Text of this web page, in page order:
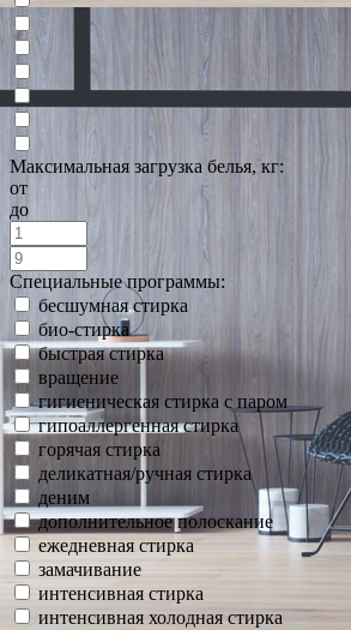
Максимальная загрузка белья, кг:
от
до
Специальные программы:
бесшумная стирка
био-стирка
быстрая стирка
вращение
гигиеническая стирка с паром
гипоаллергенная стирка
горячая стирка
деликатная/ручная стирка
деним
дополнительное полоскание
ежедневная стирка
замачивание
интенсивная стирка
интенсивная холодная стирка